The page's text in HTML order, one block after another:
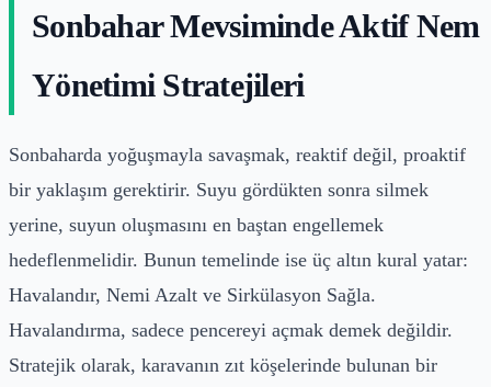
Sonbahar Mevsiminde Aktif Nem
Yönetimi Stratejileri
Sonbaharda yoğuşmayla savaşmak, reaktif değil, proaktif
bir yaklaşım gerektirir. Suyu gördükten sonra silmek
yerine, suyun oluşmasını en baştan engellemek
hedeflenmelidir. Bunun temelinde ise üç altın kural yatar:
Havalandır, Nemi Azalt ve Sirkülasyon Sağla.
Havalandırma, sadece pencereyi açmak demek değildir.
Stratejik olarak, karavanın zıt köşelerinde bulunan bir